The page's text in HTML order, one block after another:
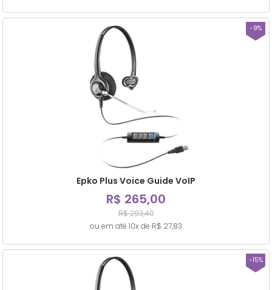
-9%
Epko Plus Voice Guide VoIP
R$ 265,00
R$ 293,40
ou em até 10x de R$ 27,83
-15%